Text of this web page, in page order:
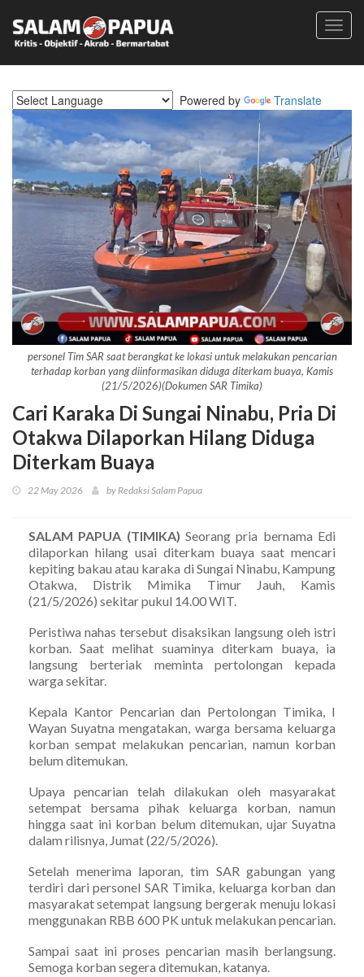
Powered by Translate
personel Tim SAR saat berangkat ke lokasi untuk melakukan pencarian
terhadap korban yang diinformasikan diduga diterkam buaya, Kamis
(21/5/2026)(Dokumen SAR Timika)
Cari Karaka Di Sungai Ninabu, Pria Di
Otakwa Dilaporkan Hilang Diduga
Diterkam Buaya
22 May 2026 by Redaksi Salam Papua
SALAM PAPUA (TIMIKA) Seorang pria bernama Edi
dilaporkan hilang usai diterkam buaya saat mencari
kepiting bakau atau karaka di Sungai Ninabu, Kampung
Otakwa, Distrik Mimika Timur Jauh, Kamis
(21/5/2026) sekitar pukul 14.00 WIT.
Peristiwa nahas tersebut disaksikan langsung oleh istri
korban. Saat melihat suaminya diterkam buaya, ia
langsung berteriak meminta pertolongan kepada
warga sekitar.
Kepala Kantor Pencarian dan Pertolongan Timika, I
Wayan Suyatna mengatakan, warga bersama keluarga
korban sempat melakukan pencarian, namun korban
belum ditemukan.
Upaya pencarian telah dilakukan oleh masyarakat
setempat bersama pihak keluarga korban, namun
hingga saat ini korban belum ditemukan, ujar Suyatna
dalam rilisnya, Jumat (22/5/2026).
Setelah menerima laporan, tim SAR gabungan yang
terdiri dari personel SAR Timika, keluarga korban dan
masyarakat setempat langsung bergerak menuju lokasi
menggunakan RBB 600 PK untuk melakukan pencarian.
Sampai saat ini proses pencarian masih berlangsung.
Semoga korban segera ditemukan, katanya.